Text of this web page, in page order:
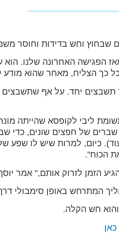
האחרונה שלנו. הוא
כל כך הצליח, מאחר שהוא
יחד. על אף
ליבי לקופסא שהייתה
של חפצים שונים, כדי
כיום, למרות שיש לו
הכוח".
הזמן לזרוק אותם," אמר
המתרחש באופן סימבולי
חש הקלה.
כאן